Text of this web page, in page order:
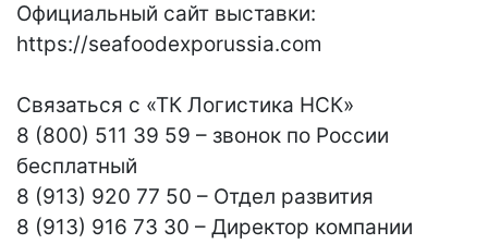
Официальный сайт выставки:
https://seafoodexporussia.com
Связаться с «ТК Логистика НСК»
8 (800) 511 39 59 – звонок по России
бесплатный
8 (913) 920 77 50 – Отдел развития
8 (913) 916 73 30 – Директор компании